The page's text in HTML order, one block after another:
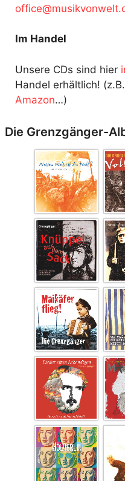
ewnov
kisum
@ecif
fo
Im Handel
Unsere CDs sind hier
Handel erhältlich!
Amazon…)
Die Grenzgänger-